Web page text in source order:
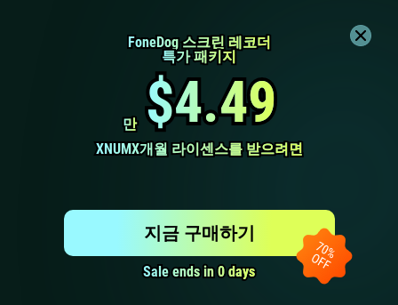
FoneDog 스크린 레코더
FoneDog 스크린 레코더
특가 패키지
특가 패키지
만
만 $4.49
$4.49
XNUMX개월 라이센스를 받으려면
XNUMX개월 라이센스를 받으려면
Sale ends in 0 days
Sale ends in 0 days
지금 구매하기